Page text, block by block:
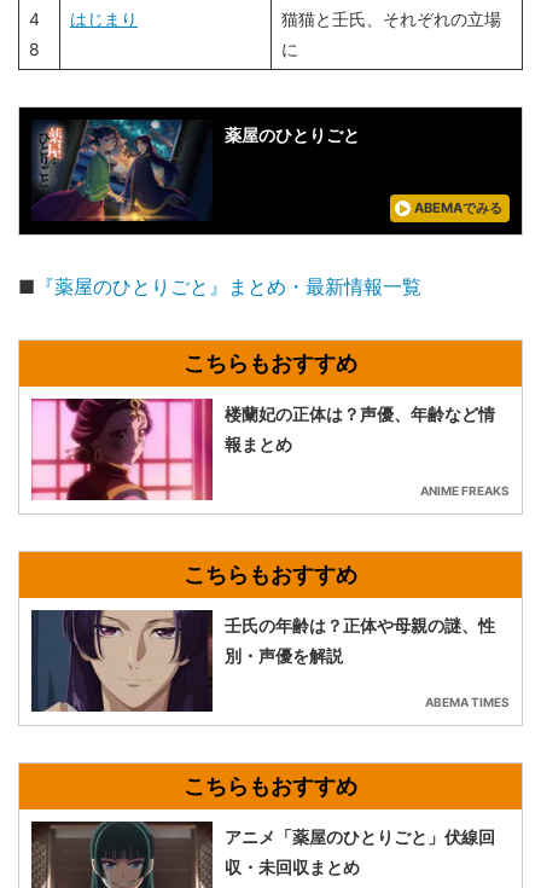
4
8
はじまり
猫猫と壬氏、それぞれの立場
に
薬屋のひとりごと
ABEMAでみる
■ 『薬屋のひとりごと』まとめ・最新情報一覧
楼蘭妃の正体は？声優、年齢など情
報まとめ
ANIME FREAKS
壬氏の年齢は？正体や母親の謎、性
別・声優を解説
ABEMA TIMES
アニメ「薬屋のひとりごと」伏線回
収・未回収まとめ